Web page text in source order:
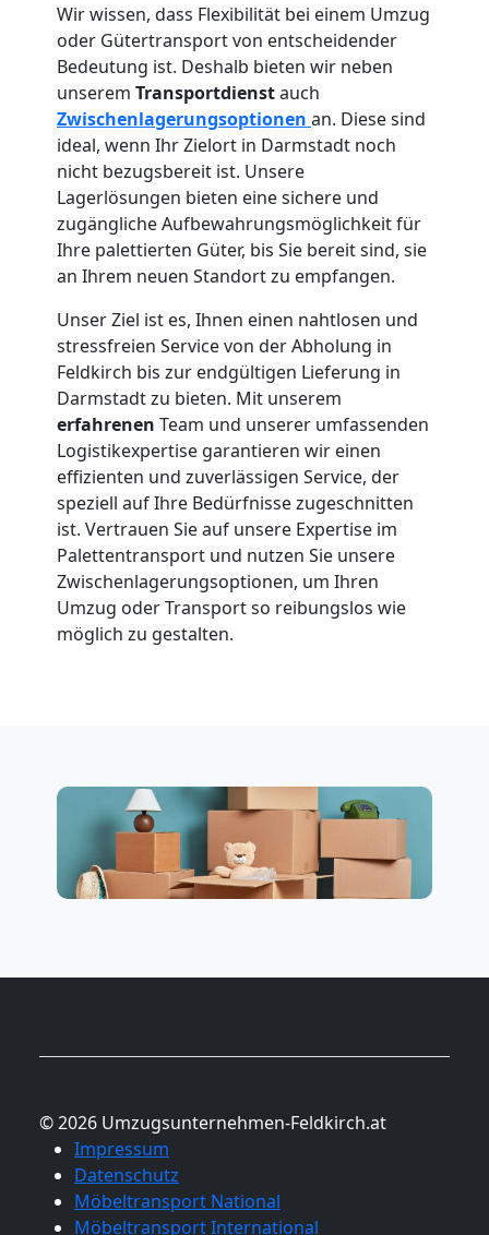
Wir wissen, dass Flexibilität bei einem Umzug
oder Gütertransport von entscheidender
Bedeutung ist. Deshalb bieten wir neben
unserem Transportdienstauch
Zwischenlagerungsoptionen an. Diese sind
ideal, wenn Ihr Zielort in Darmstadt noch
nicht bezugsbereit ist. Unsere
Lagerlösungen bieten eine sichere und
zugängliche Aufbewahrungsmöglichkeit für
Ihre palettierten Güter, bis Sie bereit sind, sie
an Ihrem neuen Standort zu empfangen.
Unser Ziel ist es, Ihnen einen nahtlosen und
stressfreien Service von der Abholung in
Feldkirch bis zur endgültigen Lieferung in
Darmstadt zu bieten. Mit unserem
erfahrenen Team und unserer umfassenden
Logistikexpertise garantieren wir einen
effizienten und zuverlässigen Service, der
speziell auf Ihre Bedürfnisse zugeschnitten
ist. Vertrauen Sie auf unsere Expertise im
Palettentransport und nutzen Sie unsere
Zwischenlagerungsoptionen, um Ihren
Umzug oder Transport so reibungslos wie
möglich zu gestalten.
© 2026 Umzugsunternehmen-Feldkirch.at
Impressum
Datenschutz
Möbeltransport National
Möbeltransport International